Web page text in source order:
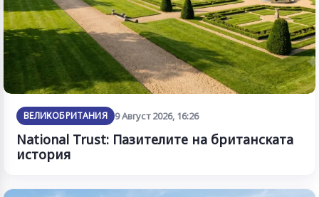
ВЕЛИКОБРИТАНИЯ 9 Август 2026, 16:26
National Trust: Пазителите на британската
история